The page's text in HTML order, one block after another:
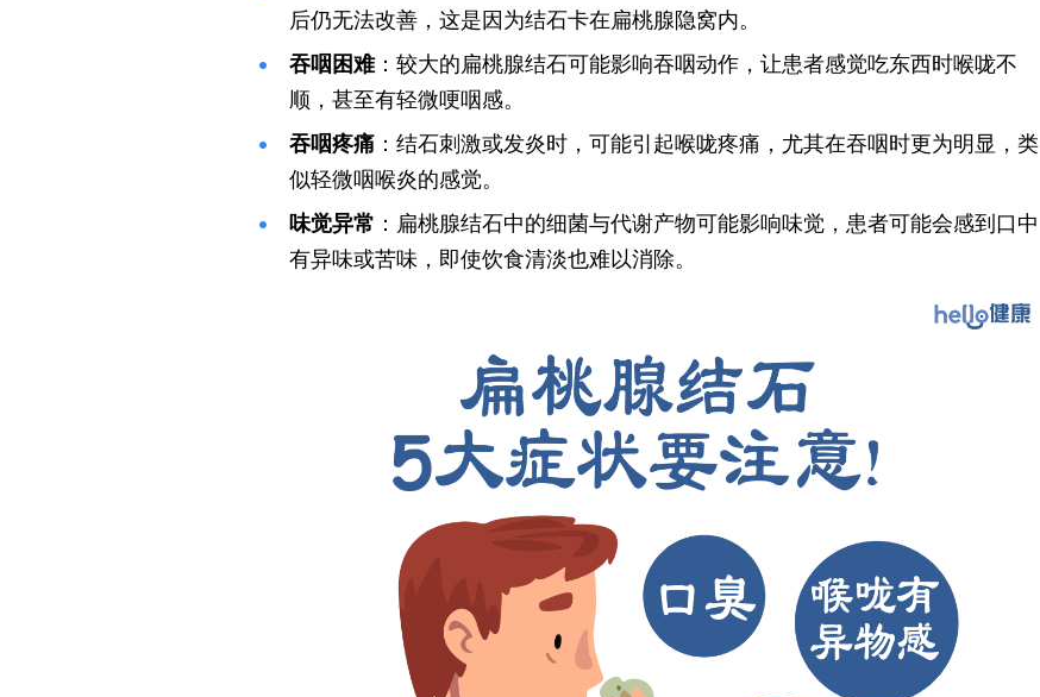
后仍无法改善，这是因为结石卡在扁桃腺隐窝内。
吞咽困难：较大的扁桃腺结石可能影响吞咽动作，让患者感觉吃东西时喉咙不
顺，甚至有轻微哽咽感。
吞咽疼痛 ：结石刺激或发炎时，可能引起喉咙疼痛，尤其在吞咽时更为明显，类
似轻微咽喉炎的感觉。
味觉异常 ：扁桃腺结石中的细菌与代谢产物可能影响味觉，患者可能会感到口中
有异味或苦味，即使饮食清淡也难以消除。